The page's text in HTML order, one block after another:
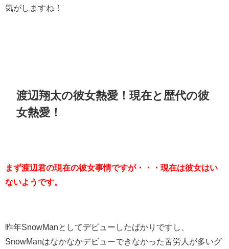
気がしますね！
渡辺翔太の彼女熱愛！現在と歴代の彼
女熱愛！
まず渡辺君の現在の彼女事情ですが・・・現在は彼女はい
ないようです。
昨年SnowManとしてデビューしたばかりですし、
SnowManはなかなかデビューできなかった苦労人が多いグ